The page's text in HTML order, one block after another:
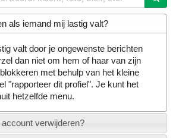
als iemand mij lastig valt?
valt door je ongewenste berichten
dan niet om hem of haar van zijn
met behulp van het kleine
"rapporteer dit profiel". Je kunt het
hetzelfde menu.
verwijderen?